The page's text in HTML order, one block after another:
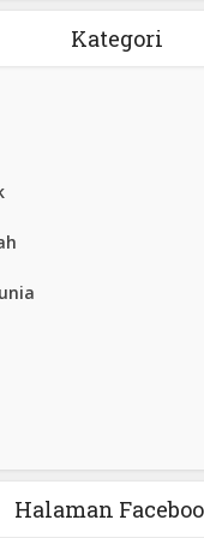
Kategori
Halaman